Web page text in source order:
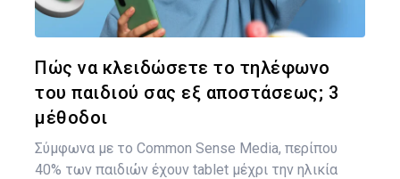
Πώς να κλειδώσετε το τηλέφωνο
του παιδιού σας εξ αποστάσεως; 3
μέθοδοι
Σύμφωνα με το Common Sense Media, περίπου
40% των παιδιών έχουν tablet μέχρι την ηλικία